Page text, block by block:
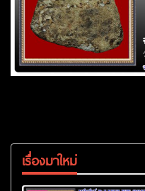
เรื่องมาใหม่